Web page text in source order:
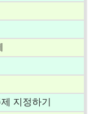
지정하기